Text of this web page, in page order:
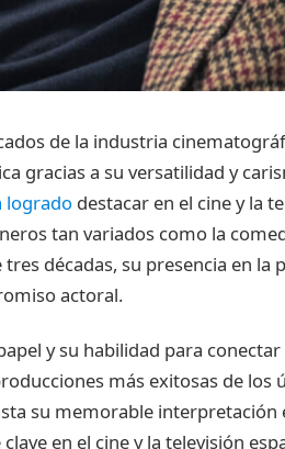
de la industria
gracias a su versatilidad y
logradodestacar en el cine y la
tan variados como la
décadas, su presencia en la
actoral.
y su habilidad para
más exitosas de los
su memorable interpretación
en el cine y la televisión